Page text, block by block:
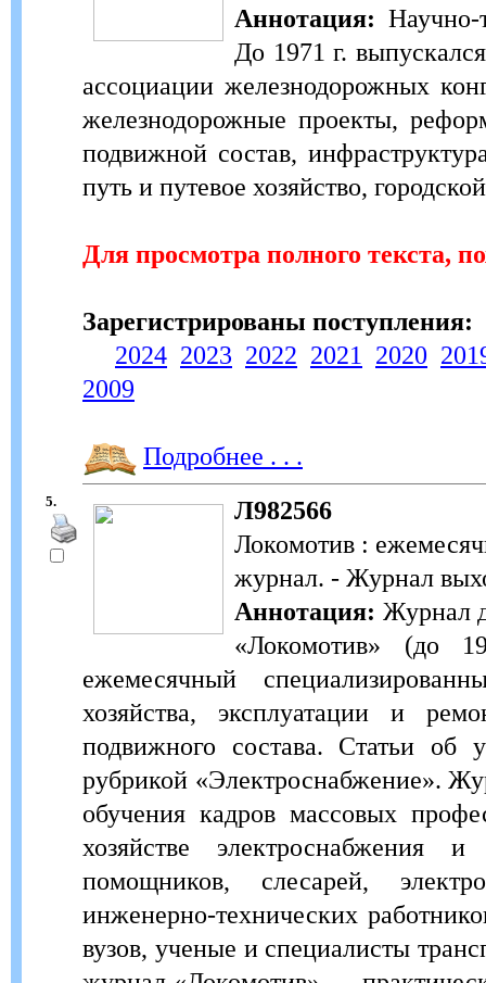
Аннотация:
До 1971 г.
ассоциации железнодорожных
железнодорожные проекты,
подвижной состав,
путь и путевое хозяйство,
Для просмотра полного текста,
Зарегистрированы поступления:
2024 2023 2022 2021 2020
2009
Подробнее . . .
5.
Л982566
Локомотив :
журнал. - Журнал
Аннотация: Журнал
«Локомотив» (до
ежемесячный
хозяйства, эксплуатации и
подвижного состава. Статьи об
рубрикой «Электроснабжение».
обучения кадров массовых
хозяйстве электроснабжения
помощников, слесарей,
инженерно-технических
вузов, ученые и специалисты